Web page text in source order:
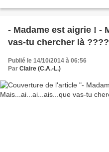
- Madame est aigrie ! -
vas-tu chercher là
Publié le 14/10/2014 à 06:56
Par Claire (C.A.-L.)